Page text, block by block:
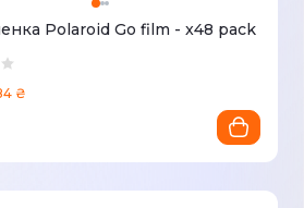
Polaroid Go film - x48 pack
₴